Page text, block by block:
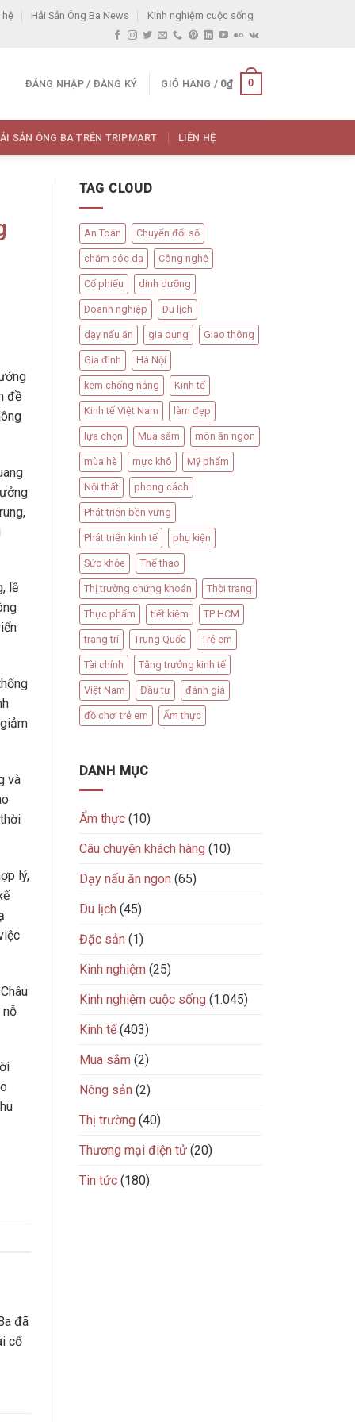
hệ Hải Sản Ông Ba News Kinh nghiệm cuộc sống
ĐĂNG NHẬP / ĐĂNG KÝ GIỎ HÀNG / 0₫ 0
SẢN ÔNG BA TRÊN TRIPMART LIÊN HỆ
đề
lề
và
lý,
nỗ
đã
cổ
TAG CLOUD
An Toàn Chuyển đổi số
chăm sóc da Công nghệ
Cổ phiếu dinh dưỡng
Doanh nghiệp Du lịch
dạy nấu ăn gia dụng Giao thông
Gia đình Hà Nội
kem chống nắng Kinh tế
Kinh tế Việt Nam làm đẹp
lựa chọn Mua sắm món ăn ngon
mùa hè mực khô Mỹ phẩm
Nội thất phong cách
Phát triển bền vững
Phát triển kinh tế phụ kiện
Sức khỏe Thể thao
Thị trường chứng khoán Thời trang
Thực phẩm tiết kiệm TP HCM
trang trí Trung Quốc Trẻ em
Tài chính Tăng trưởng kinh tế
Việt Nam Đầu tư đánh giá
đồ chơi trẻ em Ẩm thực
DANH MỤC
Ẩm thực(10)
Câu chuyện khách hàng (10)
Dạy nấu ăn ngon (65)
Du lịch (45)
Đặc sản (1)
Kinh nghiệm (25)
Kinh nghiệm cuộc sống (1.045)
Kinh tế(403)
Mua sắm (2)
Nông sản (2)
Thị trường (40)
Thương mại điện tử(20)
Tin tức(180)